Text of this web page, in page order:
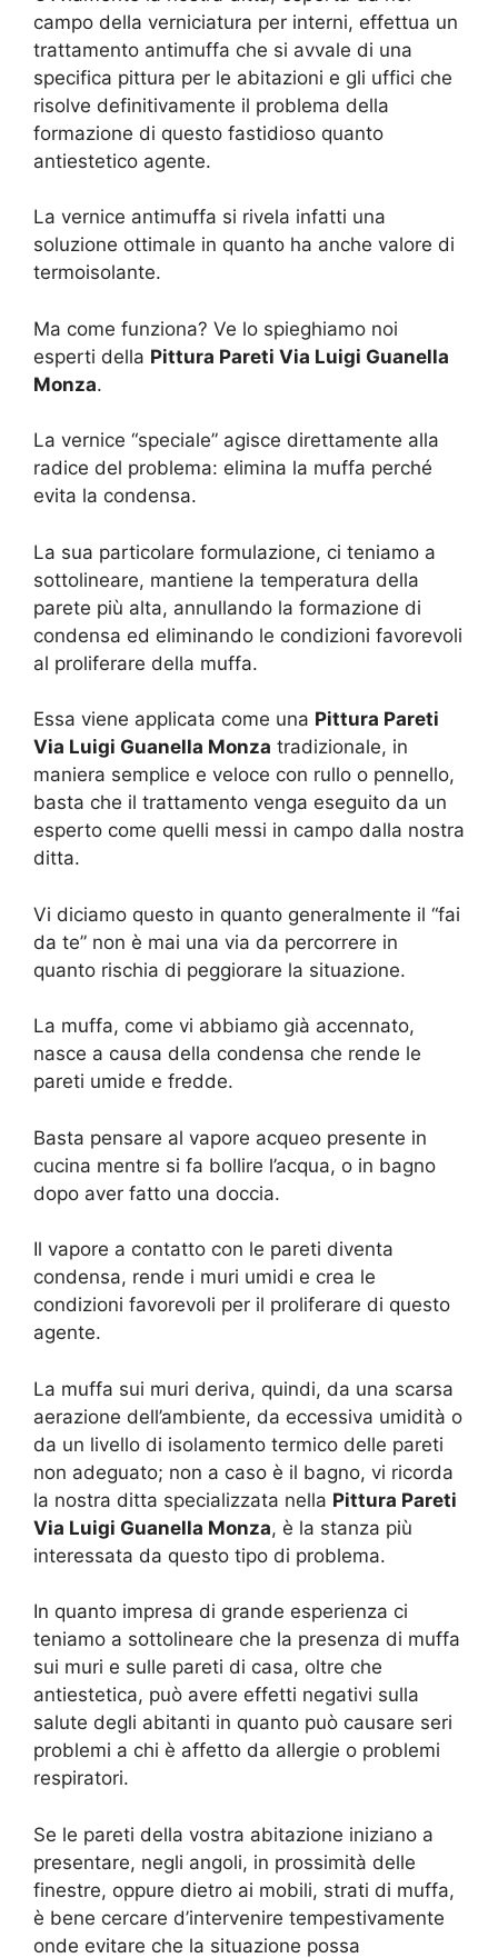
campo della verniciatura per interni, effettua un
trattamento antimuffa che si avvale di una
specifica pittura per le abitazioni e gli uffici che
risolve definitivamente il problema della
formazione di questo fastidioso quanto
antiestetico agente.
La vernice antimuffa si rivela infatti una
soluzione ottimale in quanto ha anche valore di
termoisolante.
Ma come funziona? Ve lo spieghiamo noi
esperti della Pittura Pareti Via Luigi Guanella
Monza.
La vernice “speciale” agisce direttamente alla
radice del problema: elimina la muffa perché
evita la condensa.
La sua particolare formulazione, ci teniamo a
sottolineare, mantiene la temperatura della
parete più alta, annullando la formazione di
condensa ed eliminando le condizioni favorevoli
al proliferare della muffa.
Essa viene applicata come una Pittura Pareti
Via Luigi Guanella Monza tradizionale, in
maniera semplice e veloce con rullo o pennello,
basta che il trattamento venga eseguito da un
esperto come quelli messi in campo dalla nostra
ditta.
Vi diciamo questo in quanto generalmente il “fai
da te” non è mai una via da percorrere in
quanto rischia di peggiorare la situazione.
La muffa, come vi abbiamo già accennato,
nasce a causa della condensa che rende le
pareti umide e fredde.
Basta pensare al vapore acqueo presente in
cucina mentre si fa bollire l’acqua, o in bagno
dopo aver fatto una doccia.
Il vapore a contatto con le pareti diventa
condensa, rende i muri umidi e crea le
condizioni favorevoli per il proliferare di questo
agente.
La muffa sui muri deriva, quindi, da una scarsa
aerazione dell’ambiente, da eccessiva umidità o
da un livello di isolamento termico delle pareti
non adeguato; non a caso è il bagno, vi ricorda
la nostra ditta specializzata nella Pittura Pareti
Via Luigi Guanella Monza, è la stanza più
interessata da questo tipo di problema.
In quanto impresa di grande esperienza ci
teniamo a sottolineare che la presenza di muffa
sui muri e sulle pareti di casa, oltre che
antiestetica, può avere effetti negativi sulla
salute degli abitanti in quanto può causare seri
problemi a chi è affetto da allergie o problemi
respiratori.
Se le pareti della vostra abitazione iniziano a
presentare, negli angoli, in prossimità delle
finestre, oppure dietro ai mobili, strati di muffa,
è bene cercare d’intervenire tempestivamente
onde evitare che la situazione possa